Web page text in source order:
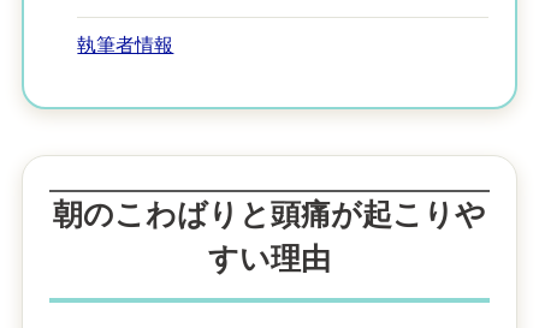
執筆者情報
朝のこわばりと頭痛が起こりや
すい理由